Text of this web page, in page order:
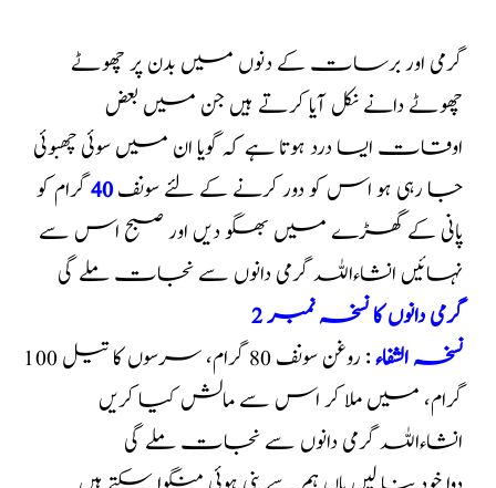
گرمی اور برسات کے دنوں میں بدن پر چھوٹے
چھوٹے دانے نکل آیا کرتے ہیں جن میں بعض
اوقات ایسا درد ہوتا ہے کہ گویا ان میں سوئی چھبوئی
جا رہی ہو اس کو دور کرنے کے لئے سونف40گرام کو
پانی کے گھڑے میں بھگو دیں اور صبح اس سے
نہائیں انشاءاللہ گرمی دانوں سے نجات ملے گی
گرمی دانوں کا نسخہ نمبر 2
نسخہ الشفاء
: روغن سونف 80 گرام، سرسوں کا تیل 100
گرام، میں ملا کر اس سے مالش کیا کریں
انشاءاللہ گرمی دانوں سے نجات ملے گی